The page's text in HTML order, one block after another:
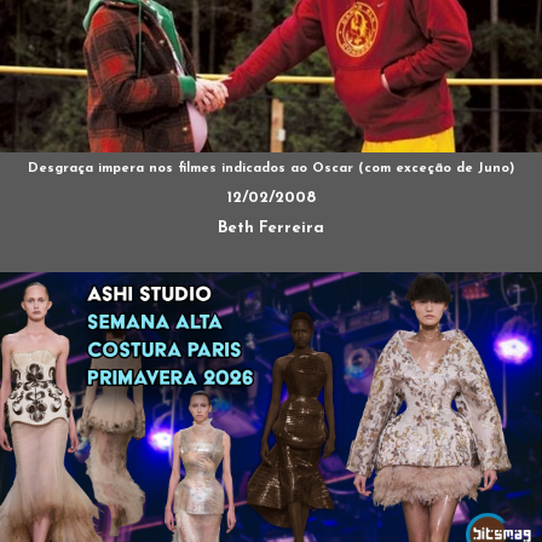
Desgraça impera nos filmes indicados ao Oscar (com exceção de Juno)
12/02/2008
Beth Ferreira